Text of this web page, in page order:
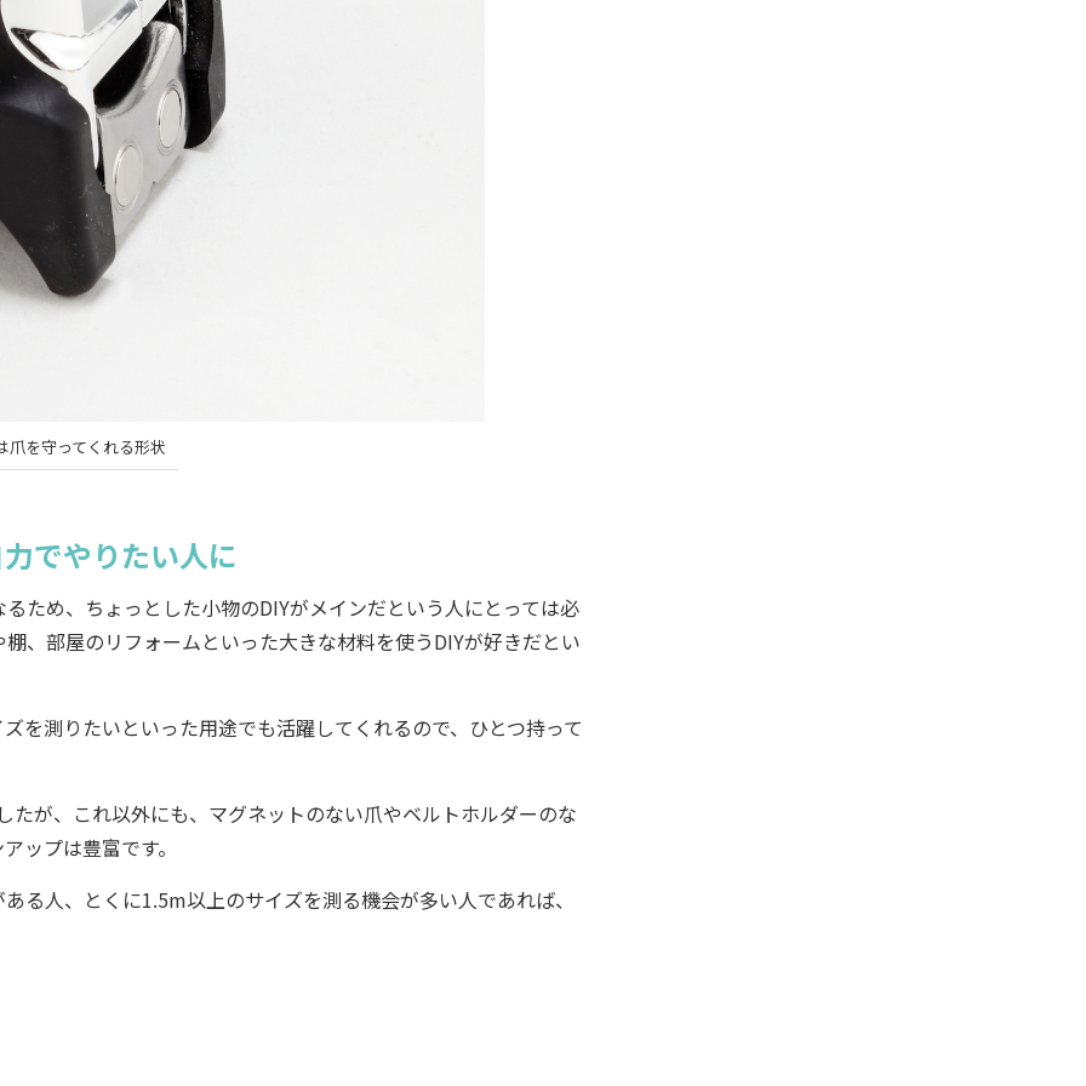
爪を守ってくれる形状
でやりたい人に
め、ちょっとした小物のDIYがメインだという人にとっては必
、部屋のリフォームといった大きな材料を使うDIYが好きだとい
測りたいといった用途でも活躍してくれるので、ひとつ持って
が、これ以外にも、マグネットのない爪やベルトホルダーのな
ップは豊富です。
人、とくに1.5m以上のサイズを測る機会が多い人であれば、